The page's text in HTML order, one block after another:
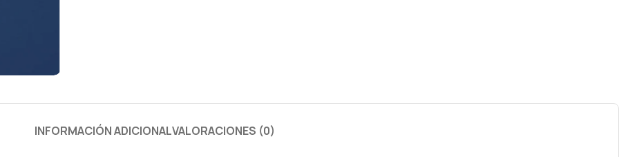
INFORMACIÓN ADICIONALVALORACIONES (0)